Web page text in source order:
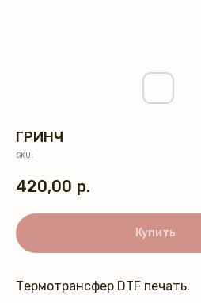
ГРИНЧ
SKU:
420,00 р.
Купить
Термотрансфер DTF печать.